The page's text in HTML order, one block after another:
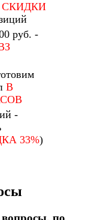
СКИДКИ
руб. -
В
-
33%)